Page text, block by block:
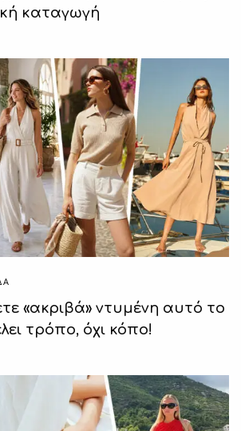
καταγωγή
«ακριβά» ντυμένη αυτό το
τρόπο, όχι κόπο!